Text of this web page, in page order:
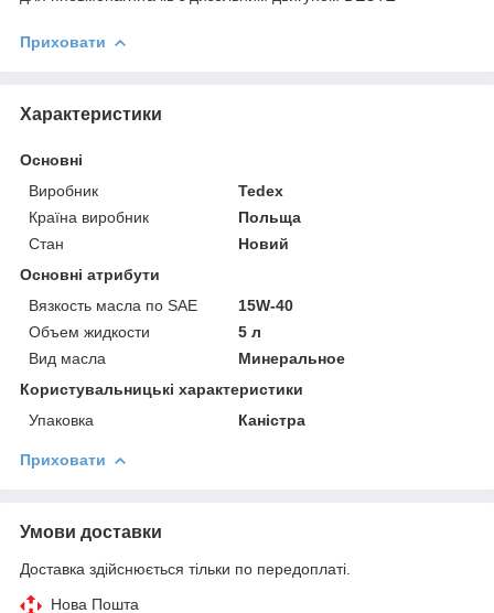
Приховати
Характеристики
Основні
Виробник
Tedex
Країна виробник
Польща
Стан
Новий
Основні атрибути
Вязкость масла по SAE
15W-40
Объем жидкости
5 л
Вид масла
Минеральное
Користувальницькі характеристики
Упаковка
Каністра
Приховати
Умови доставки
Доставка здійснюється тільки по передоплаті.
Нова Пошта